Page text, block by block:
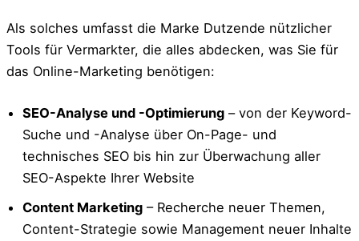
Als solches umfasst die Marke Dutzende nützlicher
Tools für Vermarkter, die alles abdecken, was Sie für
das Online-Marketing benötigen:
SEO-Analyse und -Optimierung – von der Keyword-
Suche und -Analyse über On-Page- und
technisches SEO bis hin zur Überwachung aller
SEO-Aspekte Ihrer Website
Content Marketing – Recherche neuer Themen,
Content-Strategie sowie Management neuer Inhalte